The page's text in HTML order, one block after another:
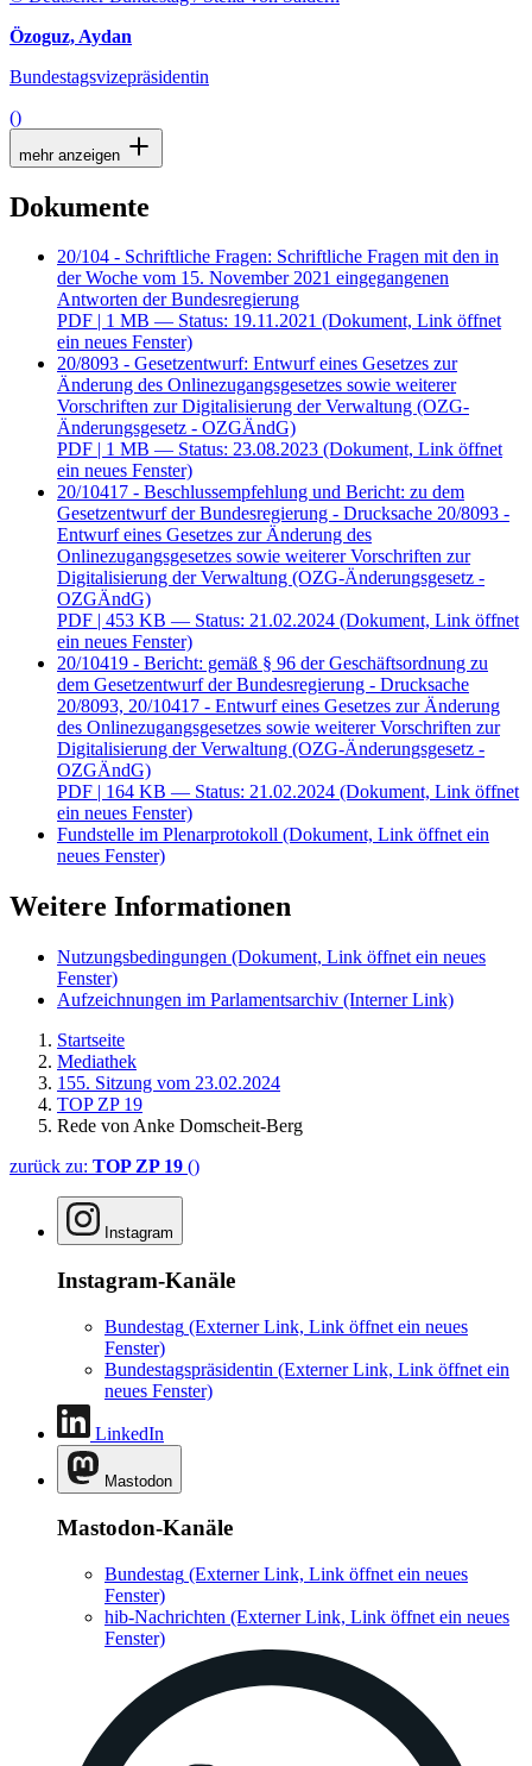
Özoguz, Aydan
Bundestagsvizepräsidentin
()
mehr anzeigen
Dokumente
20/104 - Schriftliche Fragen: Schriftliche Fragen mit den in
der Woche vom 15. November 2021 eingegangenen
Antworten der Bundesregierung
PDF | 1 MB — Status: 19.11.2021 (Dokument, Link öffnet
ein neues Fenster)
20/8093 - Gesetzentwurf: Entwurf eines Gesetzes zur
Änderung des Onlinezugangsgesetzes sowie weiterer
Vorschriften zur Digitalisierung der Verwaltung (OZG-
Änderungsgesetz - OZGÄndG)
PDF | 1 MB — Status: 23.08.2023 (Dokument, Link öffnet
ein neues Fenster)
20/10417 - Beschlussempfehlung und Bericht: zu dem
Gesetzentwurf der Bundesregierung - Drucksache 20/8093 -
Entwurf eines Gesetzes zur Änderung des
Onlinezugangsgesetzes sowie weiterer Vorschriften zur
Digitalisierung der Verwaltung (OZG-Änderungsgesetz -
OZGÄndG)
PDF | 453 KB — Status: 21.02.2024 (Dokument, Link öffnet
ein neues Fenster)
20/10419 - Bericht: gemäß § 96 der Geschäftsordnung zu
dem Gesetzentwurf der Bundesregierung - Drucksache
20/8093, 20/10417 - Entwurf eines Gesetzes zur Änderung
des Onlinezugangsgesetzes sowie weiterer Vorschriften zur
Digitalisierung der Verwaltung (OZG-Änderungsgesetz -
OZGÄndG)
PDF | 164 KB — Status: 21.02.2024 (Dokument, Link öffnet
ein neues Fenster)
Fundstelle im Plenarprotokoll (Dokument, Link öffnet ein
neues Fenster)
Weitere Informationen
Nutzungsbedingungen (Dokument, Link öffnet ein neues
Fenster)
Aufzeichnungen im Parlamentsarchiv (Interner Link)
Startseite
Mediathek
155. Sitzung vom 23.02.2024
TOP ZP 19
Rede von Anke Domscheit-Berg
zurück zu: TOP ZP 19 ()
Instagram
Instagram-Kanäle
Bundestag (Externer Link, Link öffnet ein neues
Fenster)
Bundestagspräsidentin (Externer Link, Link öffnet ein
neues Fenster)
LinkedIn
Mastodon
Mastodon-Kanäle
Bundestag (Externer Link, Link öffnet ein neues
Fenster)
hib-Nachrichten (Externer Link, Link öffnet ein neues
Fenster)